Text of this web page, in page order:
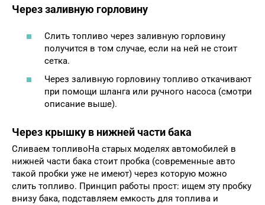
Через заливную горловину
Слить топливо через заливную горловину
получится в том случае, если на ней не стоит
сетка.
Через заливную горловину топливо откачивают
при помощи шланга или ручного насоса (смотри
описание выше).
Через крышку в нижней части бака
Сливаем топливоНа старых моделях автомобилей в
нижней части бака стоит пробка (современные авто
такой пробки уже не имеют) через которую можно
слить топливо. Принцип работы прост: ищем эту пробку
внизу бака, подставляем емкость для топлива и